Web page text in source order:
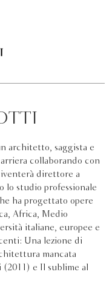
architetto, saggista e
collaborando con
direttore a
lo studio professionale
ha progettato opere
Africa, Medio
italiane, europee e
Una lezione di
mancata
e Il sublime al